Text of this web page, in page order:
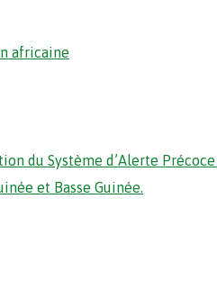
africaine
du Système d’Alerte
et Basse Guinée.